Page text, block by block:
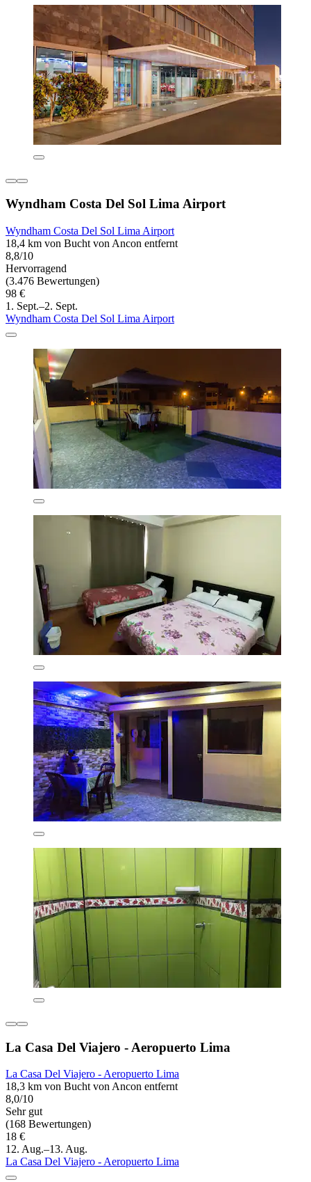
Wyndham Costa Del Sol Lima Airport
Wyndham Costa Del Sol Lima Airport
18,4 km von Bucht von Ancon entfernt
8,8/10
Hervorragend
(3.476 Bewertungen)
98 €
1. Sept.–2. Sept.
Wyndham Costa Del Sol Lima Airport
La Casa Del Viajero - Aeropuerto Lima
La Casa Del Viajero - Aeropuerto Lima
18,3 km von Bucht von Ancon entfernt
8,0/10
Sehr gut
(168 Bewertungen)
18 €
12. Aug.–13. Aug.
La Casa Del Viajero - Aeropuerto Lima